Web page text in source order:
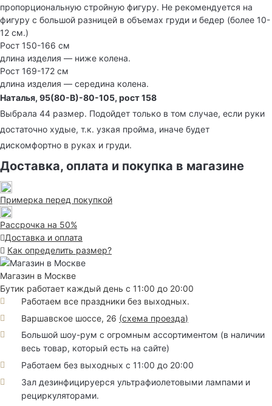
пропорциональную стройную фигуру. Не рекомендуется на
фигуру с большой разницей в объемах груди и бедер (более 10-
12 см.)
Рост 150-166 см
длина изделия — ниже колена.
Рост 169-172 см
длина изделия — середина колена.
Наталья, 95(80-В)-80-105, рост 158
Выбрала 44 размер. Подойдет только в том случае, если руки
достаточно худые, т.к. узкая пройма, иначе будет
дискомфортно в руках и груди.
Доставка, оплата и покупка в магазине
Примерка перед покупкой
Рассрочка на 50%
Доставка и оплата
Как определить размер?
Магазин в Москве
Бутик работает каждый день с 11:00 до 20:00
Работаем все праздники без выходных.
Варшавское шоссе, 26 (схема проезда)
Большой шоу-рум с огромным ассортиментом (в наличии
весь товар, который есть на сайте)
Работаем без выходных с 11:00 до 20:00
Зал дезинфицируерся ультрафиолетовыми лампами и
рециркуляторами.